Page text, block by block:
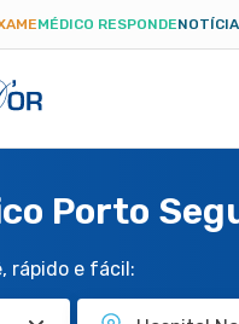
MÉDICO RESPONDE
Porto
rápido e fácil: